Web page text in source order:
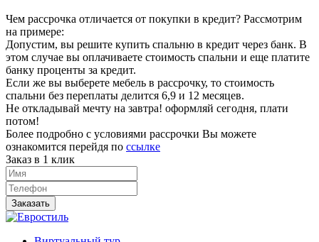
Чем рассрочка отличается от покупки в кредит? Рассмотрим
на примере:
Допустим, вы решите купить спальню в кредит через банк. В
этом случае вы оплачиваете стоимость спальни и еще платите
банку проценты за кредит.
Если же вы выберете мебель в рассрочку, то стоимость
спальни без переплаты делится 6,9 и 12 месяцев.
Не откладывай мечту на завтра! оформляй сегодня, плати
потом!
Более подробно с условиями рассрочки Вы можете
ознакомится перейдя по ссылке
Заказ в 1 клик
Заказать